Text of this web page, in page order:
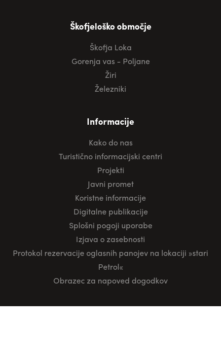
Škofjeloško območje
Škofja Loka
Gorenja vas - Poljane
Žiri
Železniki
Informacije
Kako do nas
Turistično informacijski centri
Projekti
Javni promet
Koristne informacije
Digitalne publikacije
Splošni pogoji uporabe
Izjava o zasebnosti
Protokol rezervacije oglasnih panojev na lokaciji »stari
Petrol«
Obrazec za napoved dogodkov